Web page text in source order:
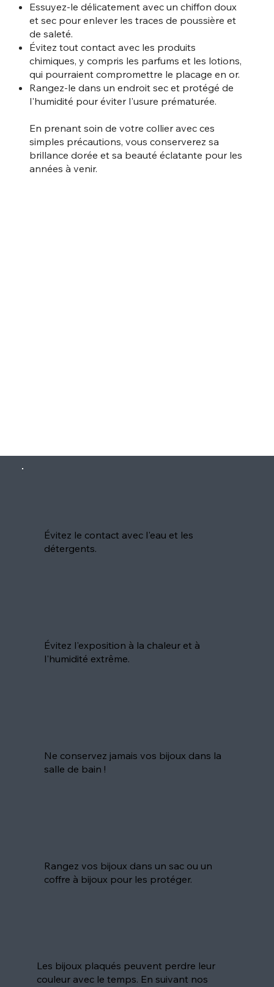
Essuyez-le délicatement avec un chiffon doux
et sec pour enlever les traces de poussière et
de saleté.
Évitez tout contact avec les produits
chimiques, y compris les parfums et les lotions,
qui pourraient compromettre le placage en or.
Rangez-le dans un endroit sec et protégé de
l'humidité pour éviter l'usure prématurée.
En prenant soin de votre collier avec ces
simples précautions, vous conserverez sa
brillance dorée et sa beauté éclatante pour les
années à venir.
Évitez le contact avec l'eau et les
détergents.
Évitez l'exposition à la chaleur et à
l'humidité extrême.
Ne conservez jamais vos bijoux dans la
salle de bain !
Rangez vos bijoux dans un sac ou un
coffre à bijoux pour les protéger.
Les bijoux plaqués peuvent perdre leur
couleur avec le temps. En suivant nos